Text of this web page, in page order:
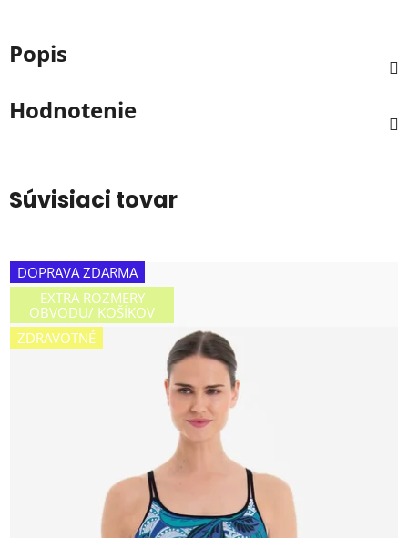
Popis
Hodnotenie
Súvisiaci tovar
DOPRAVA ZDARMA
EXTRA ROZMERY
OBVODU/ KOŠÍKOV
ZDRAVOTNÉ